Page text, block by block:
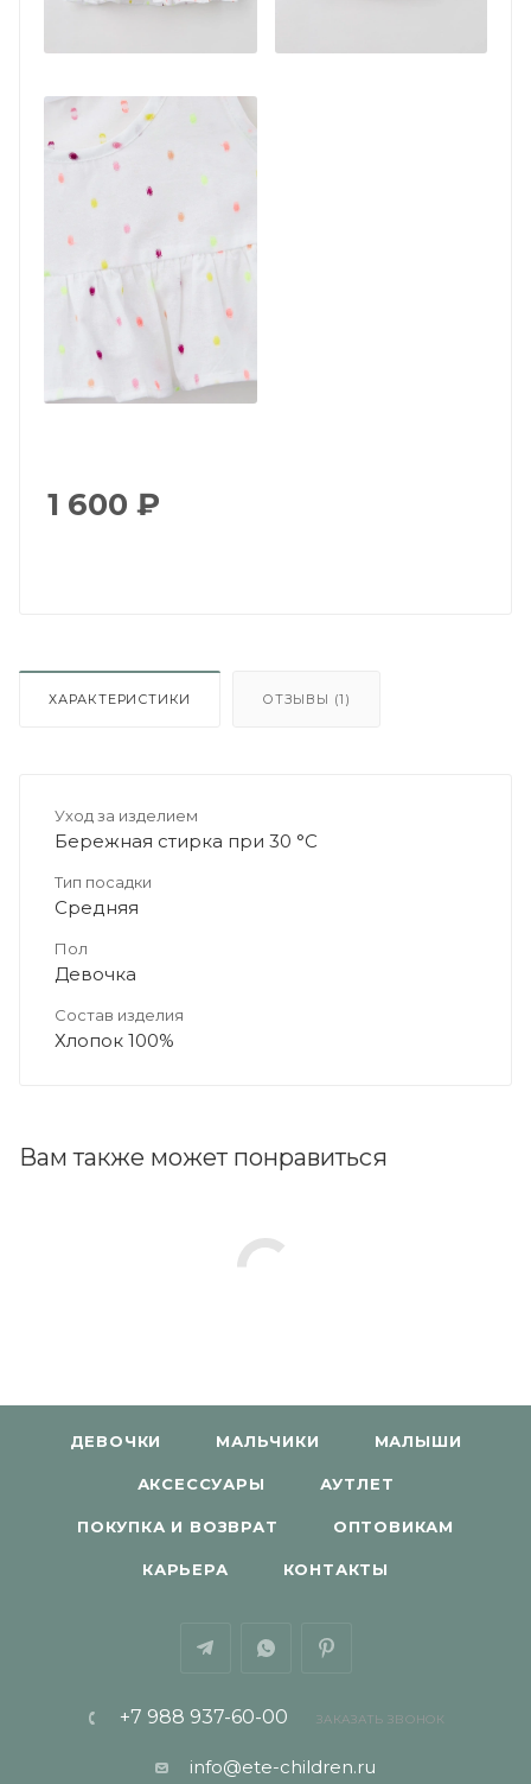
1 600 ₽
ХАРАКТЕРИСТИКИ ОТЗЫВЫ (1)
Уход за изделием
Бережная стирка при 30 °C
Тип посадки
Средняя
Пол
Девочка
Состав изделия
Хлопок 100%
Вам также может понравиться
ДЕВОЧКИ МАЛЬЧИКИ МАЛЫШИ
АКСЕССУАРЫ АУТЛЕТ
ПОКУПКА И ВОЗВРАТ ОПТОВИКАМ
КАРЬЕРА КОНТАКТЫ
+7 988 937-60-00 ЗАКАЗАТЬ ЗВОНОК
info@ete-children.ru